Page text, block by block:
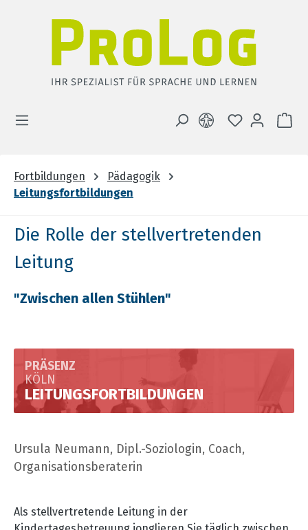
DU HAST 0
Fortbildungen
Pädagogik
Leitungsfortbildungen
Die Rolle der stellvertretenden
Leitung
"Zwischen allen Stühlen"
PRÄSENZ
KÖLN
LEITUNGSFORTBILDUNGEN
Ursula Neumann, Dipl.-Soziologin, Coach,
Organisationsberaterin
Als stellvertretende Leitung in der